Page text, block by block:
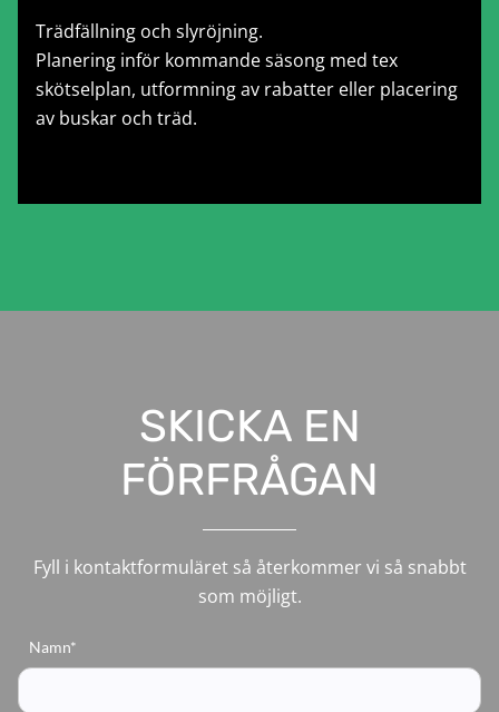
Trädfällning och slyröjning.
Planering inför kommande säsong med tex
skötselplan, utformning av rabatter eller placering
av buskar och träd.
SKICKA EN
FÖRFRÅGAN
Fyll i kontaktformuläret så återkommer vi så snabbt
som möjligt.
Namn*